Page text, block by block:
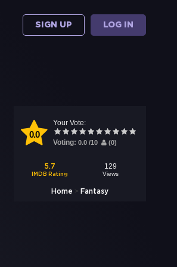
SIGN UP LOG IN
0.0
Your Vote:
Voting: 0.0 /10 (0)
5.7
IMDB Rating
129
Views
Home > Fantasy